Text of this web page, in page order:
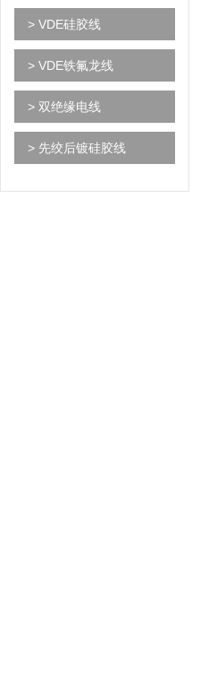
> VDE硅胶线
> VDE铁氟龙线
> 双绝缘电线
> 先绞后镀硅胶线